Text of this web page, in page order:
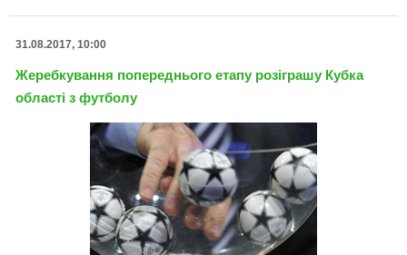
31.08.2017, 10:00
Жеребкування попереднього етапу розіграшу Кубка
області з футболу